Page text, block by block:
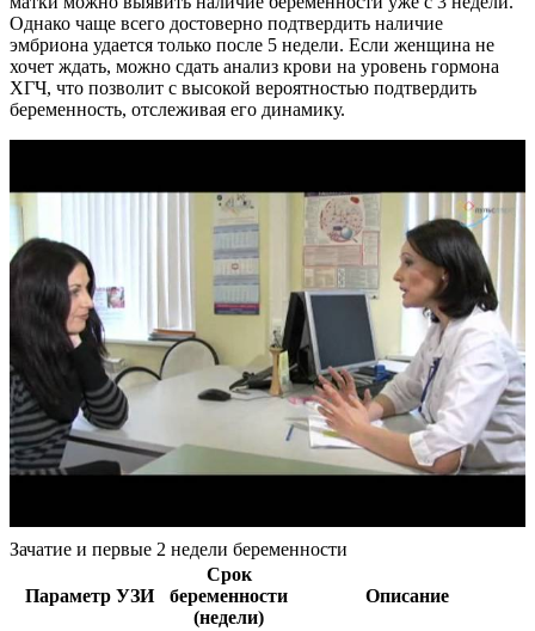
Однако чаще всего достоверно подтвердить наличие
эмбриона удается только после 5 недели. Если женщина не
хочет ждать, можно сдать анализ крови на уровень гормона
ХГЧ, что позволит с высокой вероятностью подтвердить
беременность, отслеживая его динамику.
Зачатие и первые 2 недели беременности
Параметр УЗИ
Срок
беременности
(недели)
Описание